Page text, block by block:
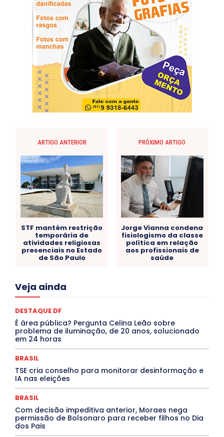
ARTIGO ANTERIOR
STF mantém restrição
temporária de
atividades religiosas
presenciais no Estado
de São Paulo
PRÓXIMO ARTIGO
Jorge Vianna condena
fisiologismo da classe
política em relação
aos profissionais de
saúde
Veja ainda
Acre
Congressuanas & Esplanadumas
Cultura e Tal
DANÇA Dengue
Denuncia
DESTAQUE BRASIL
DESTAQUE DF
DESTAQUE SAÚDE
Especial
Espírito Santo ESPORTE
ESTÁGIO
EVENTOS
Febre Oropouche
FILMES
Goiás
Jogos Online
JUDICIÁRIO LITERATURA
Maranhão
Marburg
Mato Grosso
Mato Grosso do Sul
MEIO AMBIENTE
MÚSICA
O Plantonista Opinião Oropouche Pará
DESTAQUE DF
É área pública? Pergunta Celina Leão sobre
problema de iluminação, de 20 anos, solucionado
em 24 horas
BRASIL
TSE cria conselho para monitorar desinformação e
IA nas eleições
BRASIL
Com decisão impeditiva anterior, Moraes nega
permissão de Bolsonaro para receber filhos no Dia
dos Pais